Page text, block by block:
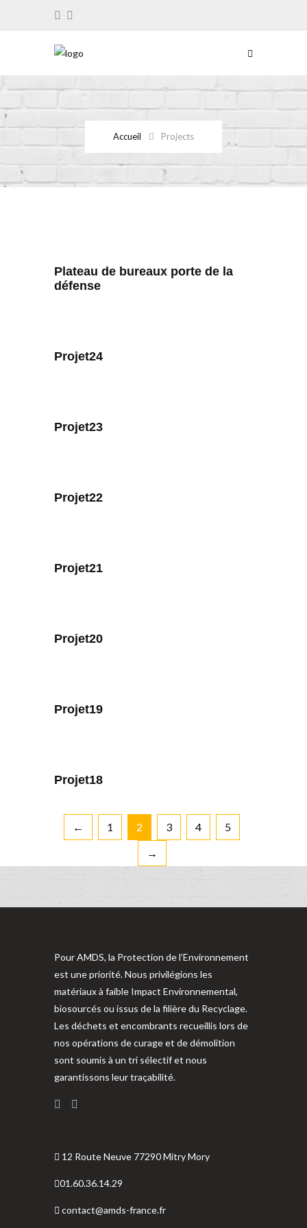
Accueil Projects
Plateau de bureaux porte de la
défense
Projet24
Projet23
Projet22
Projet21
Projet20
Projet19
Projet18
← 1 2 3 4
5
→
Pour AMDS, la Protection de l’Environnement
est une priorité. Nous privilégions les
matériaux à faible Impact Environnemental,
biosourcés ou issus de la filière du Recyclage.
Les déchets et encombrants recueillis lors de
nos opérations de curage et de démolition
sont soumis à un tri sélectif et nous
garantissons leur traçabilité.
12 Route Neuve 77290 Mitry Mory
01.60.36.14.29
contact@amds-france.fr